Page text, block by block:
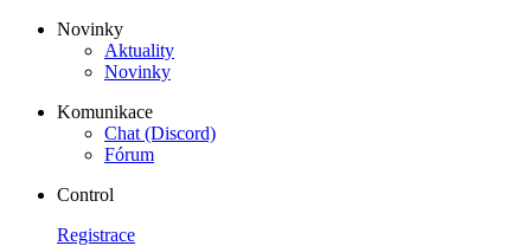
Novinky
Aktuality
Novinky
Komunikace
Chat (Discord)
Fórum
Control
Registrace